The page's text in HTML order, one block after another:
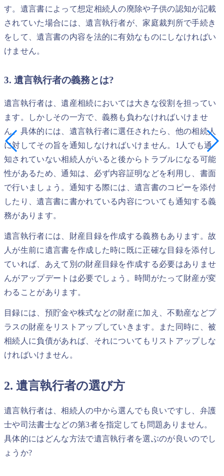
す。遺言書によって想定相続人の廃除や子供の認知が記載
されていた場合には、遺言執行者が、家庭裁判所で手続き
をして、遺言書の内容を法的に有効なものにしなければい
けません。
3. 遺言執行者の義務とは?
遺言執行者は、遺産相続においては大きな役割を担ってい
ます。しかしその一方で、義務も負わなければいけませ
ん。具体的には、遺言執行者に選任されたら、他の相続人
に対してその旨を通知しなければいけません。1人でも通
知されていない相続人がいると後からトラブルになる可能
性があるため、通知は、必ず内容証明などを利用し、書面
で行いましょう。通知する際には、遺言書のコピーを添付
したり、遺言書に書かれている内容についても通知する義
務があります。
遺言執行者には、財産目録を作成する義務もあります。故
人が生前に遺言書を作成した時に既に正確な目録を添付し
ていれば、あえて別の財産目録を作成する必要はありませ
んがアップデートは必要でしょう。時間がたって財産が変
わることがあります。
目録には、預貯金や株式などの財産に加え、不動産などプ
ラスの財産をリストアップしていきます。また同時に、被
相続人に負債があれば、それについてもリストアップしな
ければいけません。
2. 遺言執行者の選び方
遺言執行者は、相続人の中から選んでも良いですし、弁護
士や司法書士などの第3者を指定しても問題ありません。
具体的にはどんな方法で遺言執行者を選ぶのが良いのでし
ょうか?